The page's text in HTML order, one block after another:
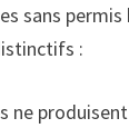
sans
:
ne